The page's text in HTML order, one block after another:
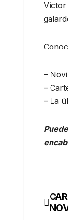
Víctor
–
–
– La